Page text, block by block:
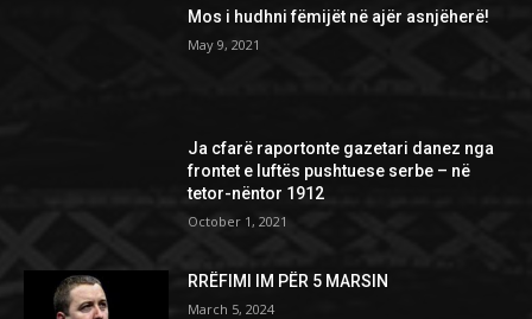
Mos i hudhni fëmijët në ajër asnjëherë!
May 9, 2021
Ja cfarë raportonte gazetari danez nga
frontet e luftës pushtuese serbe – në
tetor-nëntor 1912
October 1, 2021
RRËFIMI IM PËR 5 MARSIN
March 5, 2024